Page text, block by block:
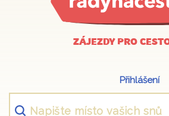
ZÁJEZDY PRO
Přihlášení